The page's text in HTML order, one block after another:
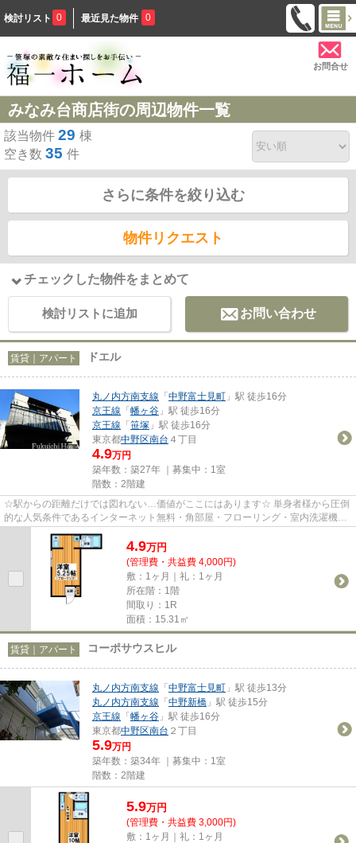
検討リスト 0 最近見た物件 0
お問合せ
みなみ台商店街の周辺物件一覧
該当物件 29 棟
空き数 35 件
さらに条件を絞り込む
物件リクエスト
チェックした物件をまとめて
検討リストに追加 お問い合わせ
賃貸｜アパート ドエル
丸ノ内方南支線 「中野富士見町 」駅 徒歩16分
京王線 「幡ヶ谷 」駅 徒歩16分
京王線 「笹塚 」駅 徒歩16分
東京都中野区南台 ４丁目
4.9万円
築年数：築27年 ｜募集中： 1室
階数：2階建
☆駅からの距離だけでは図れない…価値がここにはあります☆ 単身者様から圧倒
的な人気条件であるインターネット無料・角部屋・フローリング・室内洗濯機置
き場をお値打ち価格で☆駅から少...
4.9万円
(管理費・共益費 4,000円)
敷：1ヶ月｜礼：1ヶ月
所在階：1階
間取り：1R
面積：15.31㎡
賃貸｜アパート コーポサウスヒル
丸ノ内方南支線 「中野富士見町 」駅 徒歩13分
丸ノ内方南支線 「中野新橋 」駅 徒歩15分
京王線 「幡ヶ谷 」駅 徒歩16分
東京都中野区南台 ２丁目
5.9万円
築年数：築34年 ｜募集中： 1室
階数：2階建
5.9万円
(管理費・共益費 3,000円)
敷：1ヶ月｜礼：1ヶ月